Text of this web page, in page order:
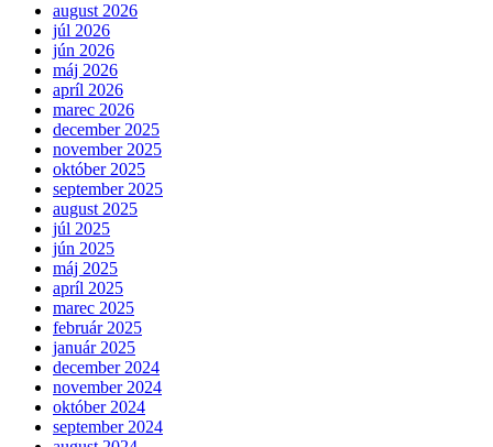
august 2026
júl 2026
jún 2026
máj 2026
apríl 2026
marec 2026
december 2025
november 2025
október 2025
september 2025
august 2025
júl 2025
jún 2025
máj 2025
apríl 2025
marec 2025
február 2025
január 2025
december 2024
november 2024
október 2024
september 2024